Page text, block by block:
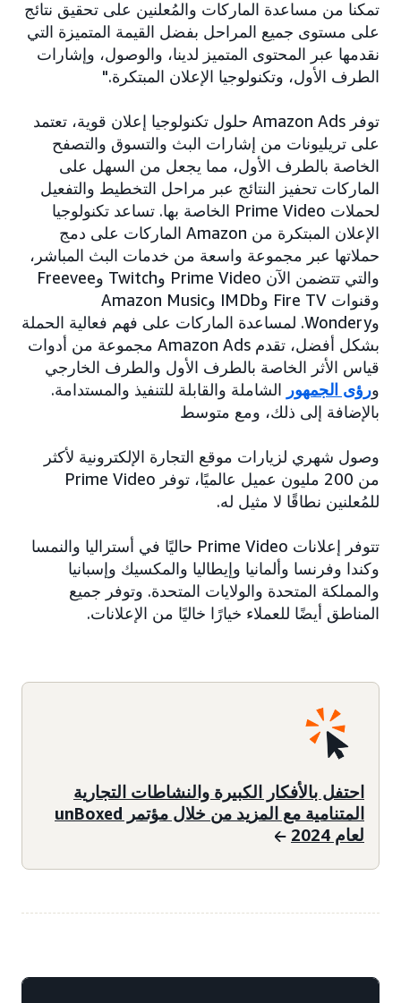
تمكنا من مساعدة الماركات والمُعلنين على تحقيق نتائج
على مستوى جميع المراحل بفضل القيمة المتميزة التي
نقدمها عبر المحتوى المتميز لدينا، والوصول، وإشارات
الطرف الأول، وتكنولوجيا الإعلان المبتكرة."
توفر Amazon Ads حلول تكنولوجيا إعلان قوية، تعتمد
على تريليونات من إشارات البث والتسوق والتصفح
الخاصة بالطرف الأول، مما يجعل من السهل على
الماركات تحفيز النتائج عبر مراحل التخطيط والتفعيل
لحملات Prime Video الخاصة بها. تساعد تكنولوجيا
الإعلان المبتكرة من Amazon الماركات على دمج
حملاتها عبر مجموعة واسعة من خدمات البث المباشر،
والتي تتضمن الآن Prime Video وTwitch وFreevee
وقنوات Fire TV وIMDb وAmazon Music
وWondery. لمساعدة الماركات على فهم فعالية الحملة
بشكل أفضل، تقدم Amazon Ads مجموعة من أدوات
قياس الأثر الخاصة بالطرف الأول والطرف الخارجي
ورؤى الجمهور الشاملة والقابلة للتنفيذ والمستدامة.
بالإضافة إلى ذلك، ومع متوسط
وصول شهري لزيارات موقع التجارة الإلكترونية لأكثر
من 200 مليون عميل عالميًا، توفر Prime Video
للمُعلنين نطاقًا لا مثيل له.
تتوفر إعلانات Prime Video حاليًا في أستراليا والنمسا
وكندا وفرنسا وألمانيا وإيطاليا والمكسيك وإسبانيا
والمملكة المتحدة والولايات المتحدة. وتوفر جميع
المناطق أيضًا للعملاء خيارًا خاليًا من الإعلانات.
احتفل بالأفكار الكبيرة والنشاطات التجارية
المتنامية مع المزيد من خلال مؤتمر unBoxed
لعام 2024